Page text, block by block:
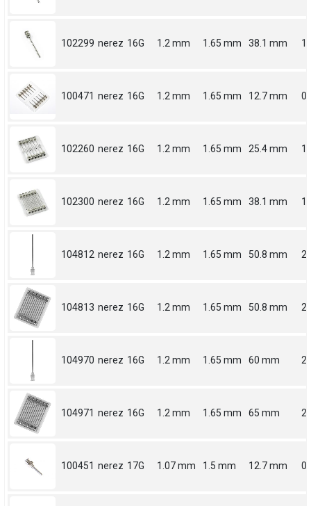
102299 nerez 16G 1.2 mm 1.65 mm 38.1 mm
100471 nerez 16G 1.2 mm 1.65 mm 12.7 mm
102260 nerez 16G 1.2 mm 1.65 mm 25.4 mm 1
102300 nerez 16G 1.2 mm 1.65 mm 38.1 mm
104812 nerez 16G 1.2 mm 1.65 mm 50.8 mm 2
104813 nerez 16G 1.2 mm 1.65 mm 50.8 mm 2
104970 nerez 16G 1.2 mm 1.65 mm 60 mm
104971 nerez 16G 1.2 mm 1.65 mm 65 mm
100451 nerez 17G 1.07 mm 1.5 mm 12.7 mm